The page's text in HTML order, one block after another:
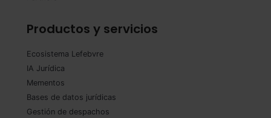
Productos y servicios
Ecosistema Lefebvre
IA Jurídica
Mementos
Bases de datos jurídicas
Gestión de despachos